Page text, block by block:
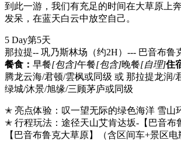
到此一游，我们有充足的时间在大草原上
发呆，在蓝天白云中放空自己。
5 Day第5天
那拉提-- 巩乃斯林场（约2H）--- 巴音布鲁
餐食： 早餐[包含]午餐[包含]晚餐[自理]住
腾龙云海/君顿/雲枫或同级 或 那拉提龙润/
绿城/沐景/旭缘/三顾茅庐或同级
✭ 亮点体验：叹一望无际的绿色海洋 雪山
✭ 行程玩法：途径天山艾肯达坂-【巴音布
【巴音布鲁克大草原】（含区间车+景区